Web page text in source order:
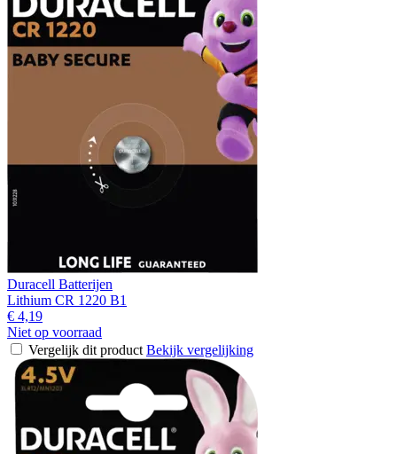
Duracell Batterijen
Lithium CR 1220 B1
€ 4,19
Niet op voorraad
Vergelijk dit product Bekijk vergelijking